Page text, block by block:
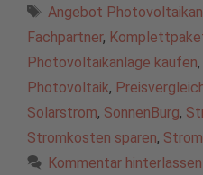
Schlagwörter
Angebot
Fachpartner,
Photovoltaikanlage kaufen,
Photovoltaik,
Solarstrom, SonnenBurg,
Stromkosten sparen,
Kommentar hinterlassen